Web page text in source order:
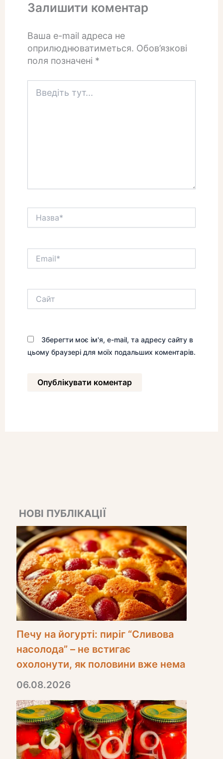
Залишити коментар
Ваша e-mail адреса не
оприлюднюватиметься. Обов’язкові
поля позначені *
тут...
Зберегти моє ім'я, e-mail, та адресу сайту в
цьому браузері для моїх подальших коментарів.
НОВІ ПУБЛІКАЦІЇ
Печу на йогурті: пиріг “Сливова
насолода” – не встигає
охолонути, як половини вже нема
06.08.2026